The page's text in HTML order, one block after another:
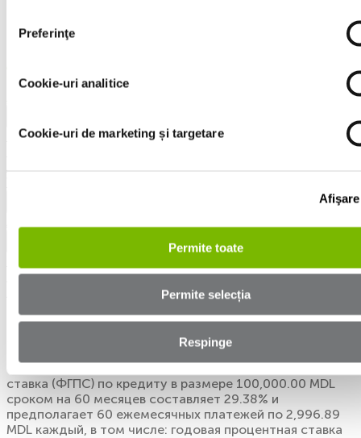
Preferinţe
Cookie-uri analitice
Cookie-uri de marketing și targetare
Afişare
Permite toate
Permite selecția
Respinge
Все автомобили
Audi
Политика файлов cookie
Ответственность за раскрытие уязвимостей
OCN "MOGO LOANS" SRL является частью группы
компаний Mogo Finance group, основанной в 2012 году.
Мы специализируемся в области финансирования
подержанных автомобилей. Типичный пример
финансирования: Фактическая годовая процентная
ставка (ФГПС) по кредиту в размере 100,000.00 MDL
сроком на 60 месяцев составляет 29.38% и
предполагает 60 ежемесячных платежей по 2,996.89
MDL каждый, в том числе: годовая процентная ставка